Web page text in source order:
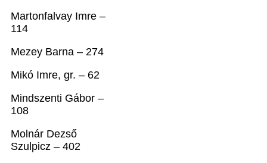
Martonfalvay Imre –
114
Mezey Barna – 274
Mikó Imre, gr. – 62
Mindszenti Gábor –
108
Molnár Dezső
Szulpicz – 402